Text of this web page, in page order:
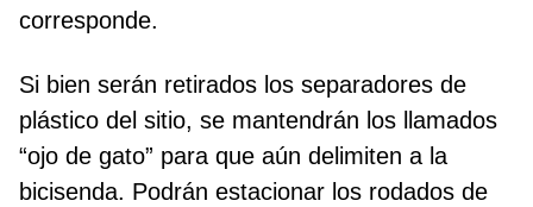
corresponde.
Si bien serán retirados los separadores de
plástico del sitio, se mantendrán los llamados
“ojo de gato” para que aún delimiten a la
bicisenda. Podrán estacionar los rodados de